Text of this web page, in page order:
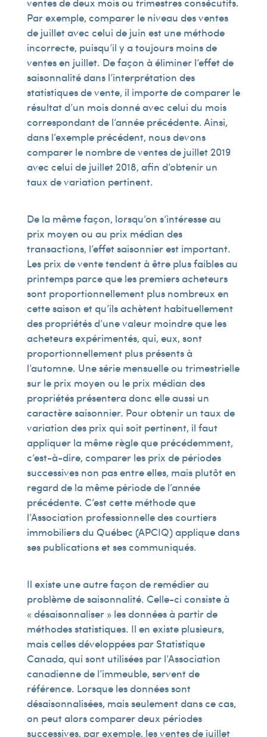
Par exemple, comparer le niveau des ventes
de juillet avec celui de juin est une méthode
incorrecte, puisqu’il y a toujours moins de
ventes en juillet. De façon à éliminer l’effet de
saisonnalité dans l’interprétation des
statistiques de vente, il importe de comparer le
résultat d’un mois donné avec celui du mois
correspondant de l’année précédente. Ainsi,
dans l’exemple précédent, nous devons
comparer le nombre de ventes de juillet 2019
avec celui de juillet 2018, afin d’obtenir un
taux de variation pertinent.
De la même façon, lorsqu’on s’intéresse au
prix moyen ou au prix médian des
transactions, l’effet saisonnier est important.
Les prix de vente tendent à être plus faibles au
printemps parce que les premiers acheteurs
sont proportionnellement plus nombreux en
cette saison et qu’ils achètent habituellement
des propriétés d’une valeur moindre que les
acheteurs expérimentés, qui, eux, sont
proportionnellement plus présents à
l’automne. Une série mensuelle ou trimestrielle
sur le prix moyen ou le prix médian des
propriétés présentera donc elle aussi un
caractère saisonnier. Pour obtenir un taux de
variation des prix qui soit pertinent, il faut
appliquer la même règle que précédemment,
c’est-à-dire, comparer les prix de périodes
successives non pas entre elles, mais plutôt en
regard de la même période de l’année
précédente. C’est cette méthode que
l’Association professionnelle des courtiers
immobiliers du Québec (APCIQ) applique dans
ses publications et ses communiqués.
Il existe une autre façon de remédier au
problème de saisonnalité. Celle-ci consiste à
« désaisonnaliser » les données à partir de
méthodes statistiques. Il en existe plusieurs,
mais celles développées par Statistique
Canada, qui sont utilisées par l’Association
canadienne de l’immeuble, servent de
référence. Lorsque les données sont
désaisonnalisées, mais seulement dans ce cas,
on peut alors comparer deux périodes
successives, par exemple, les ventes de juillet